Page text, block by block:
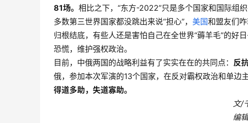
81场。 相比之下，“东方-2022”只是多个国家和国际组
多数第三世界国家都没跳出来说“担心”， 美国和盟友们咋
归根结底，有些人还是害怕自己在全世界“薅羊毛”的好
恐慌，维护强权政治。
目前，中俄两国的战略利益有了实实在在的共同点： 反
俄，参加本次军演的13个国家，在反对霸权政治和单边
得道多助，失道寡助。
文/
编